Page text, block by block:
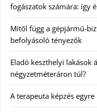
fogászatok számára: így
Mitől függ a gépjármű-
befolyásoló tényezők
Eladó keszthelyi lakások
négyzetméteráron túl?
A terapeuta képzés